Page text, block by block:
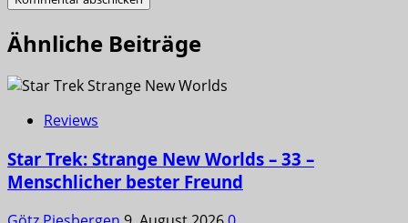
Ähnliche Beiträge
Reviews
Star Trek: Strange New Worlds – 33 –
Menschlicher bester Freund